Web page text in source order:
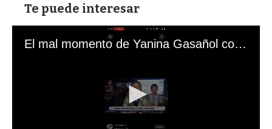
Te puede interesar
El mal momento de Yanina Gasañol con un hincha argentino en "Subrayado"